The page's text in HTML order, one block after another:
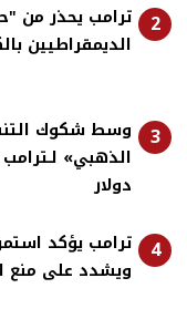
2
ترامب يحذر من
الديمقراطيين
3
وسط شكوك
دولار
4
ترامب يؤكد
ويشدد على منع